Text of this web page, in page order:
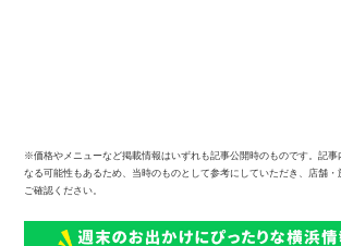
※価格やメニューなど掲載情報はいずれも記事公開時のものです。記事
なる可能性もあるため、当時のものとして参考にしていただき、店舗
ご確認ください。